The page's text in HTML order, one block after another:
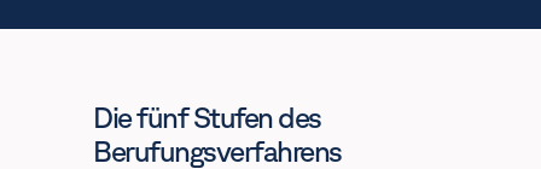
Die fünf Stufen des
Berufungsverfahrens